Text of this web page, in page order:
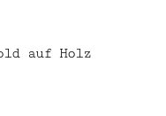
auf Holz